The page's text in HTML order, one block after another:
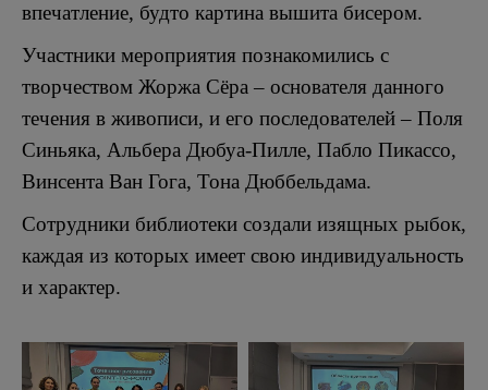
впечатление, будто картина вышита бисером.
Участники мероприятия познакомились с
творчеством Жоржа Сёра – основателя данного
течения в живописи, и его последователей – Поля
Синьяка, Альбера Дюбуа-Пилле, Пабло Пикассо,
Винсента Ван Гога, Тона Дюббельдама.
Сотрудники библиотеки создали изящных рыбок,
каждая из которых имеет свою индивидуальность
и характер.